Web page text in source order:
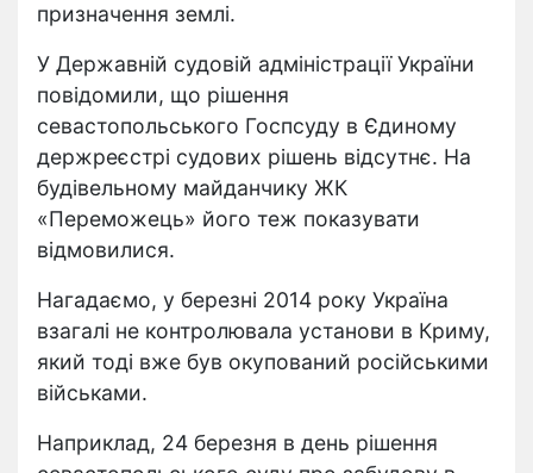
призначення землі.
У Державній судовій адміністрації України
повідомили, що рішення
севастопольського Госпсуду в Єдиному
держреєстрі судових рішень відсутнє. На
будівельному майданчику ЖК
«Переможець» його теж показувати
відмовилися.
Нагадаємо, у березні 2014 року Україна
взагалі не контролювала установи в Криму,
який тоді вже був окупований російськими
військами.
Наприклад, 24 березня в день рішення